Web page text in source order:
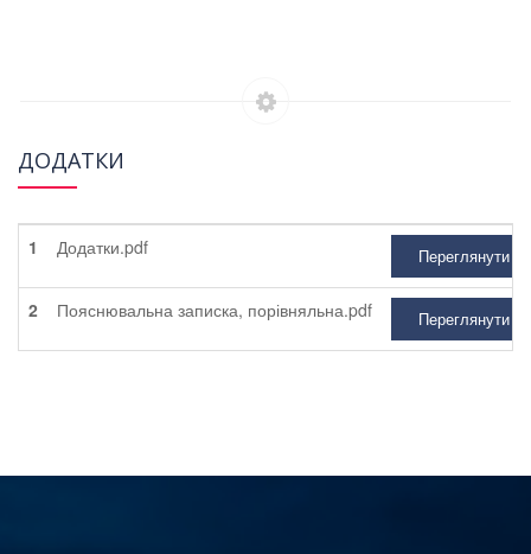
ДОДАТКИ
1 Додатки.pdf Переглянути
2 Пояснювальна записка, порівняльна.pdf Переглянути